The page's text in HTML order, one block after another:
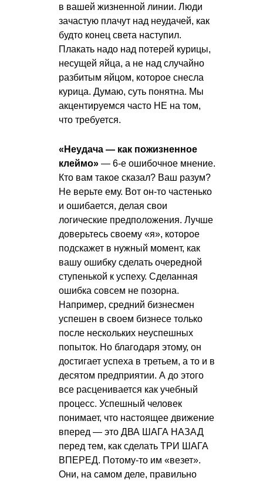
в вашей жизненной линии. Люди
зачастую плачут над неудачей, как
будто конец света наступил.
Плакать надо над потерей курицы,
несущей яйца, а не над случайно
разбитым яйцом, которое снесла
курица. Думаю, суть понятна. Мы
акцентируемся часто НЕ на том,
что требуется.
«Неудача — как пожизненное
клеймо» — 6-е ошибочное мнение.
Кто вам такое сказал? Ваш разум?
Не верьте ему. Вот он-то частенько
и ошибается, делая свои
логические предположения. Лучше
доверьтесь своему «я», которое
подскажет в нужный момент, как
вашу ошибку сделать очередной
ступенькой к успеху. Сделанная
ошибка совсем не позорна.
Например, средний бизнесмен
успешен в своем бизнесе только
после нескольких неуспешных
попыток. Но благодаря этому, он
достигает успеха в третьем, а то и в
десятом предприятии. А до этого
все расценивается как учебный
процесс. Успешный человек
понимает, что настоящее движение
вперед — это ДВА ШАГА НАЗАД
перед тем, как сделать ТРИ ШАГА
ВПЕРЕД. Потому-то им «везет».
Они, на самом деле, правильно